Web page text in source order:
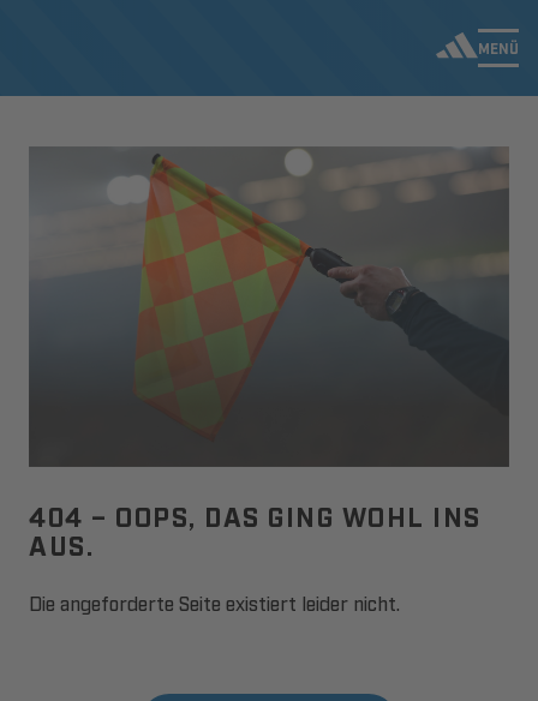
MENÜ
404 – OOPS, DAS GING WOHL INS
AUS.
Die angeforderte Seite existiert leider nicht.